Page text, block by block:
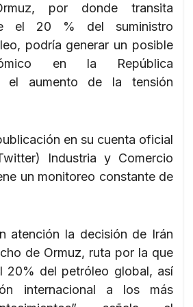
por donde transita
el 20 % del suministro
podría generar un posible
en la República
el aumento de la tensión
en su cuenta oficial
Industria y Comercio
un monitoreo constante de
atención la decisión de Irán
de Ormuz, ruta por la que
20% del petróleo global, así
internacional a los más